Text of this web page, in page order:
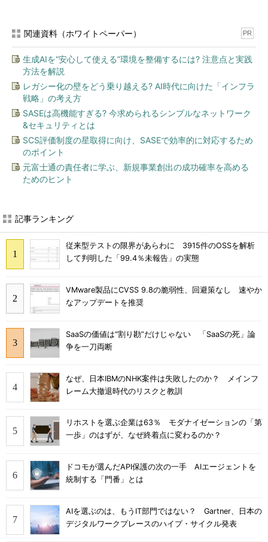
関連資料（ホワイトペーパー） PR
生成AIを“安心して使える”環境を整備するには? 注意点と実践
方法を解説
レガシー化の壁をどう乗り越える? AI時代に向けた「インフラ
戦略」の考え方
SASEは高機能すぎる? 今求められるシンプルなネットワーク
&セキュリティとは
SCS評価制度の星取得に向け、SASEで効率的に対応するため
のポイント
元富士通の責任者に学ぶ、新規事業創出の成功確率を高める
ためのヒント
記事ランキング
従来型テストの限界があらわに 3915件のOSSを解析
して判明した「99.4％未報告」の実態
VMware製品にCVSS 9.8の脆弱性、回避策なし 速やか
なアップデートを推奨
SaaSの価値は“割り勘”だけじゃない 「SaaSの死」論
争を一刀両断
なぜ、日本IBMのNHK案件は失敗したのか？ メインフ
レーム大撤退時代のリスクと教訓
リホストを選ぶ企業は63％ モダナイゼーションの「第
一歩」のはずが、なぜ終着点に変わるのか？
ドコモが選んだAPI保護の次の一手 AIエージェントを
統制する「門番」とは
AIを選ぶのは、もうIT部門ではない？ Gartner、日本の
デジタルワークプレースのハイプ・サイクル発表